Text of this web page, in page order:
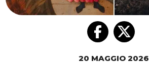
20 MAGGIO 2026